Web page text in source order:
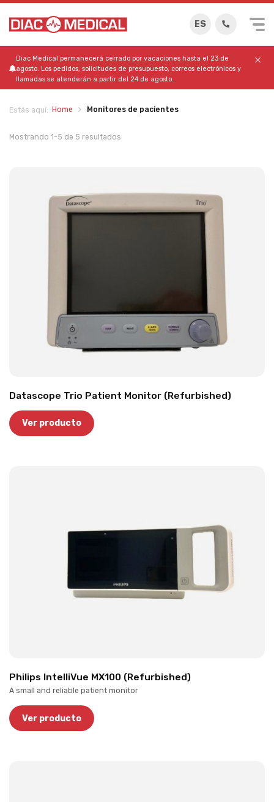
ES
Diac Medical permanecerá cerrado por vacaciones hasta el 23 de
agosto. Los pedidos, solicitudes de presupuesto, correos electrónicos y
llamadas se atenderán a partir del 24 de agosto.
Estás aquí: Home Monitores de pacientes
Mostrando 1-5 de 5 resultados
Datascope Trio Patient Monitor (Refurbished)
Ver producto
Philips IntelliVue MX100 (Refurbished)
A small and reliable patient monitor
Ver producto